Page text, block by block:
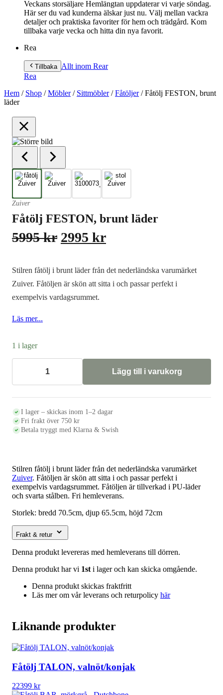
Veckans storsäljare Hemlängtan uppdaterar vi varje söndag.
Här ser du vad kunderna älskar just nu. Välj mellan vackra
detaljer och praktiska favoriter för hem och trädgård. Kom
tillbaka varje vecka och hitta din nya favorit.
Rea
Tillbaka Allt inom Rear
Rea
Hem / Shop /Möbler/ Sittmöbler/Fåtöljer/Fåtölj FESTON, brunt
läder
Zuiver
Fåtölj FESTON, brunt läder
5995kr Det
priset
var:
5995 kr.
2995 krDet
priset
är:
Stilren fåtölj i brunt läder från det nederländska varumärket
Zuiver. Fåtöljen är skön att sitta i och passar perfekt i
exempelvis vardagsrummet.
Läs mer...
1 i lager
FESTON,
mängd
Lägg till i varukorg
I lager – skickas inom 1–2 dagar
Fri frakt över 750 kr
Betala tryggt med Klarna & Swish
Stilren fåtölj i brunt läder från det nederländska varumärket
Zuiver. Fåtöljen är skön att sitta i och passar perfekt i
exempelvis vardagsrummet. Fåtöljen är tillverkad i PU-läder
och svarta stålben. Fri hemleverans.
Storlek: bredd 70.5cm, djup 65.5cm, höjd 72cm
Frakt & retur
Denna produkt levereras med hemleverans till dörren.
Denna produkt har vi 1st i lager och kan skicka omgående.
Denna produkt skickas fraktfritt
Läs mer om vår leverans och returpolicy här
Liknande produkter
Fåtölj TALON, valnöt/konjak
22399 kr